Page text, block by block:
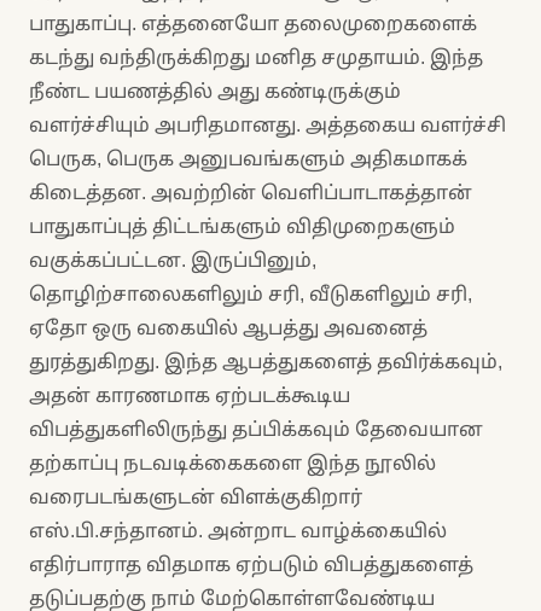
பாதுகாப்பு. எத்தனையோ தலைமுறைகளைக்
கடந்து வந்திருக்கிறது மனித சமுதாயம். இந்த
நீண்ட பயணத்தில் அது கண்டிருக்கும்
வளர்ச்சியும் அபரிதமானது. அத்தகைய வளர்ச்சி
பெருக, பெருக அனுபவங்களும் அதிகமாகக்
கிடைத்தன. அவற்றின் வெளிப்பாடாகத்தான்
பாதுகாப்புத் திட்டங்களும் விதிமுறைகளும்
வகுக்கப்பட்டன. இருப்பினும்,
தொழிற்சாலைகளிலும் சரி, வீடுகளிலும் சரி,
ஏதோ ஒரு வகையில் ஆபத்து அவனைத்
துரத்துகிறது. இந்த ஆபத்துகளைத் தவிர்க்கவும்,
அதன் காரணமாக ஏற்படக்கூடிய
விபத்துகளிலிருந்து தப்பிக்கவும் தேவையான
தற்காப்பு நடவடிக்கைகளை இந்த நூலில்
வரைபடங்களுடன் விளக்குகிறார்
எஸ்.பி.சந்தானம். அன்றாட வாழ்க்கையில்
எதிர்பாராத விதமாக ஏற்படும் விபத்துகளைத்
தடுப்பதற்கு நாம் மேற்கொள்ளவேண்டிய